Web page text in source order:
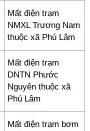
Mất điện trạm
NMXL Trương Nam
thuộc xã Phú Lâm
Mất điện trạm
DNTN Phước
Nguyên thuộc xã
Phú Lâm
Mất điện trạm bơm